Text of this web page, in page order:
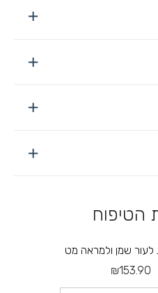
הטיפוח
לעור שמן ולמראה מט
₪153.90